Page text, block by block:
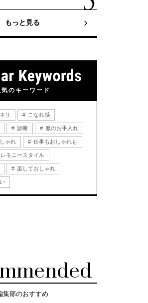
もっと見る
気のキーワード
リ こなれ感
診断 服のお手入れ
ゃれ 仕事もおしゃれも
レモニースタイル
楽しておしゃれ
集部のおすすめ